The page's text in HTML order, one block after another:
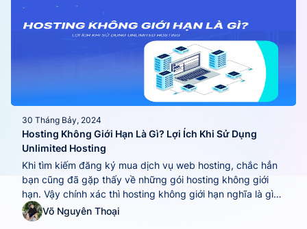
30 Tháng Bảy, 2024
Hosting Không Giới Hạn Là Gì? Lợi Ích Khi Sử Dụng
Unlimited Hosting
Khi tìm kiếm đăng ký mua dịch vụ web hosting, chắc hẳn
bạn cũng đã gặp thấy về những gói hosting không giới
hạn. Vậy chính xác thì hosting không giới hạn nghĩa là gì?
Cùng MONA Host khám phá ngay unlimited hosting là gì
và lợi ích khi sử dụng dịch vụ này trong...
Võ Nguyên Thoại